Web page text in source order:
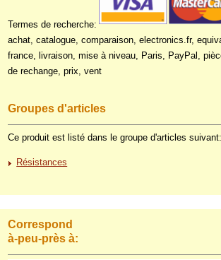
Termes de recherche:
achat, catalogue, comparaison, electronics.fr,
france, livraison, mise à niveau, Paris, PayPal,
de rechange, prix, vent
Groupes d'articles
Ce produit est listé dans le groupe d'articles suivant:
Résistances
Correspond
à-peu-près à: